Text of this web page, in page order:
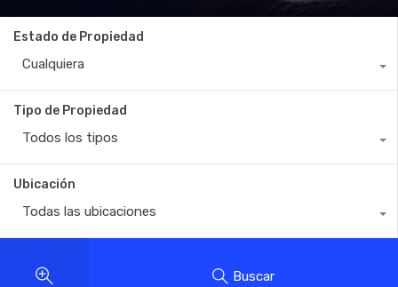
Estado de Propiedad
Cualquiera
Tipo de Propiedad
Todos los tipos
Ubicación
Todas las ubicaciones
Buscar